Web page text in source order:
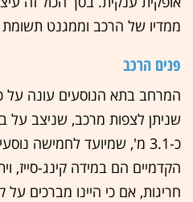
ממדיו של הרכב וממגנט
פנים הרכב
המרחב בתא הנוסעים עונה על
שניתן לצפות מרכב, שניצב על
כ-3.1 מ', שמיועד לחמישה
הקדמיים הם במידה קינג-סייז,
חריגות, אם כי היינו מברכים על